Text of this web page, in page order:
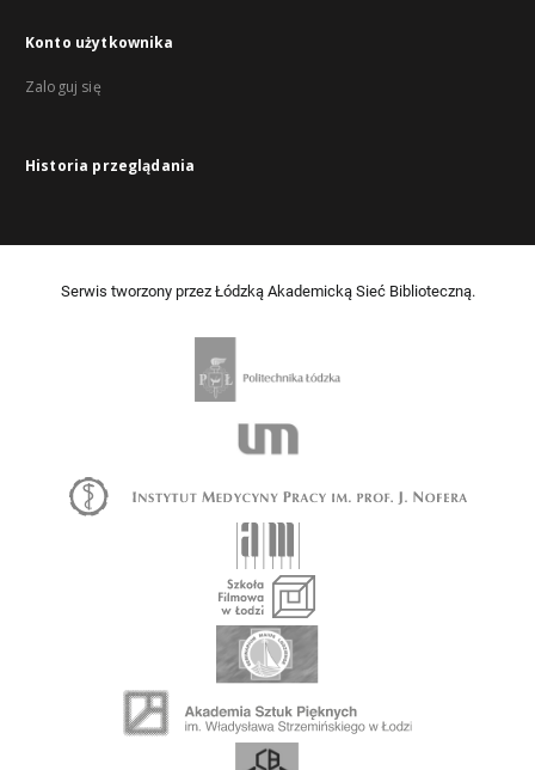
Konto użytkownika
Zaloguj się
Historia przeglądania
Serwis tworzony przez Łódzką Akademicką Sieć Biblioteczną.